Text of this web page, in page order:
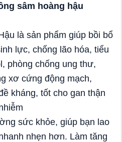
sâm hoàng hậu
là sản phẩm giúp bồi bổ
lực, chống lão hóa, tiểu
phòng chống ung thư,
xơ cứng động mạch,
kháng, tốt cho gan thận
sức khỏe, giúp bạn lao
nhẹn hơn. Làm tăng